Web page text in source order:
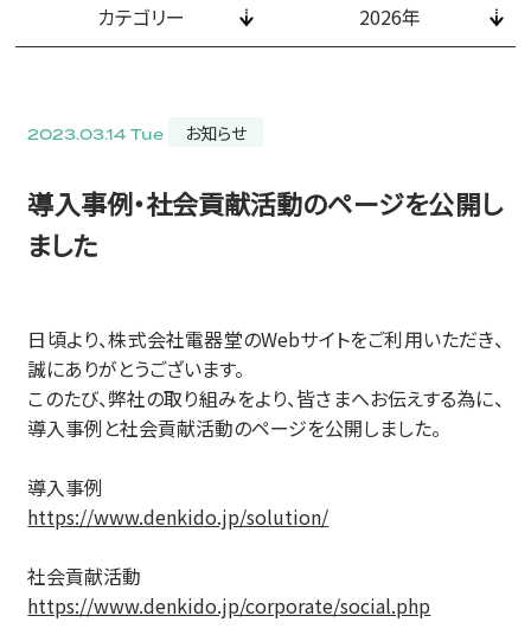
カテゴリー 2026年
2023.03.14 Tue お知らせ
導入事例・社会貢献活動のページを公開し
ました
日頃より、株式会社電器堂のWebサイトをご利用いただき、
誠にありがとうございます。
このたび、弊社の取り組みをより、皆さまへお伝えする為に、
導入事例と社会貢献活動のページを公開しました。
導入事例
https://www.denkido.jp/solution/
社会貢献活動
https://www.denkido.jp/corporate/social.php